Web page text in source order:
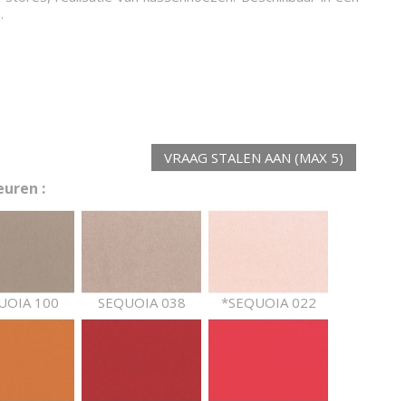
VRAAG STALEN AAN (MAX 5)
:
100 SEQUOIA 038 *SEQUOIA 022